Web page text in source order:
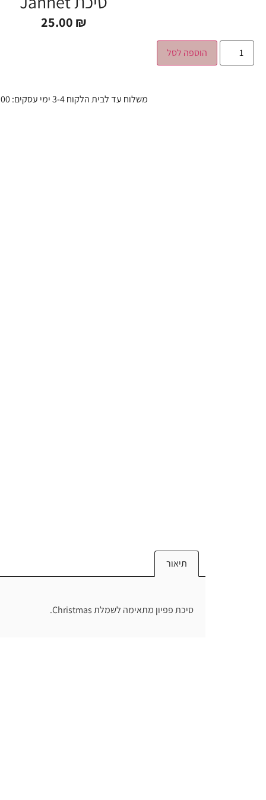
25.00 ₪
הוספה לסל
משלוח עד לבית הלקוח 3-4 ימי עסקים: 37.00 ₪
תיאור
סיכת פפיון מתאימה לשמלת Christmas.